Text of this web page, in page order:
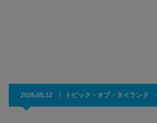
2026.05.12 トピック・オブ・タイランド